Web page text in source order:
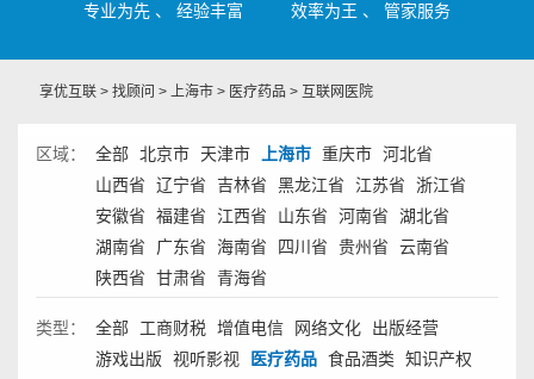
专业为先 、 经验丰富
效率为王 、 管家服务
享优互联 > 找顾问 > 上海市 > 医疗药品 > 互联网医院
区域： 全部 北京市 天津市 上海市 重庆市 河北省
山西省
辽宁省 吉林省 黑龙江省 江苏省
浙江省
安徽省
福建省 江西省 山东省 河南省
湖北省
湖南省
广东省 海南省 四川省 贵州省
云南省
陕西省
甘肃省 青海省
类型： 全部 工商财税 增值电信 网络文化
出版经营
游戏出版
视听影视 医疗药品 食品酒类
知识产权